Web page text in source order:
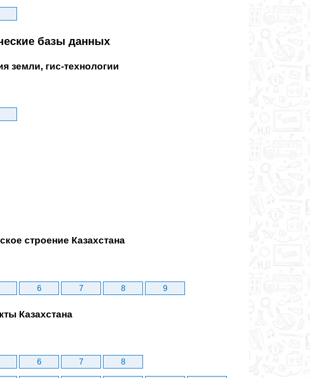
базы данных
земли, гис-технологии
строение Казахстана
6 7 8 9
Казахстана
6 7 8